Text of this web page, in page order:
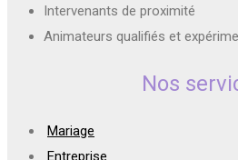
Intervenants de proximité
Animateurs qualifiés et
Nos
Mariage
Entreprise